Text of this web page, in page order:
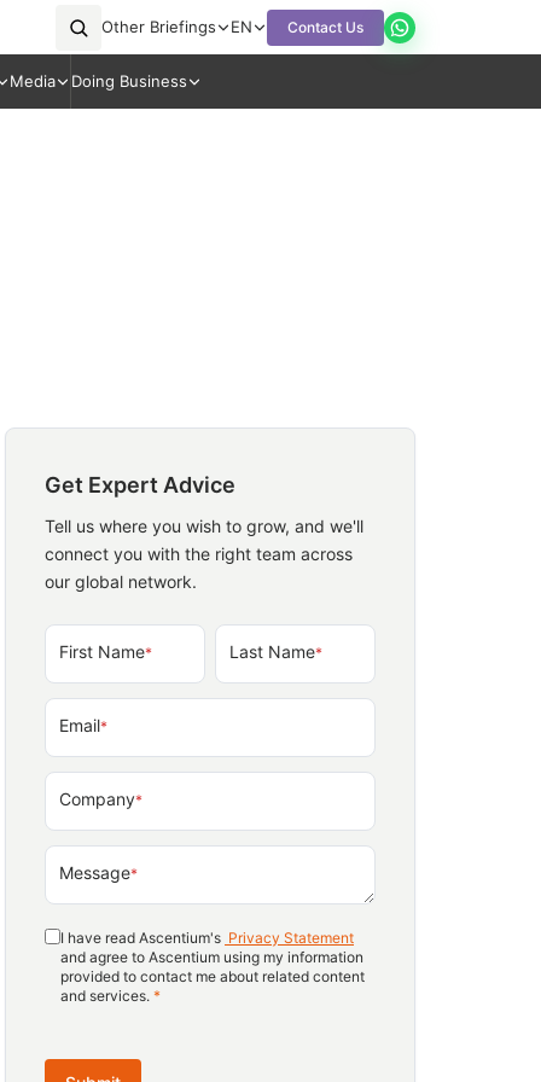
Other Briefings EN Contact Us
Media Doing Business
Get Expert Advice
Tell us where you wish to grow, and we'll
connect you with the right team across
our global network.
First Name* Last Name*
Email*
Company*
Message*
I have read Ascentium's Privacy Statement
and agree to Ascentium using my information
provided to contact me about related content
and services. *